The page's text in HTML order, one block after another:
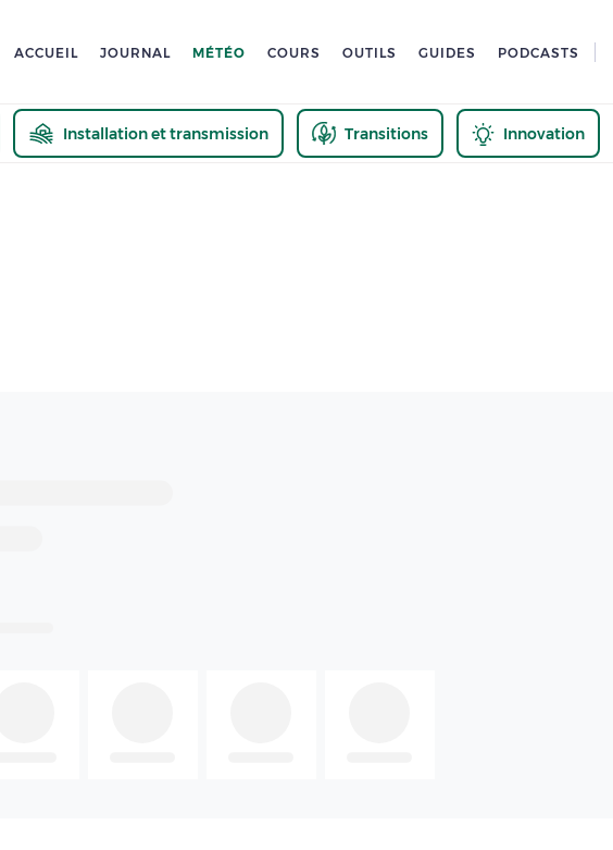
ACCUEIL JOURNAL MÉTÉO COURS OUTILS GUIDES PODCASTS
Installation et transmission Transitions Innovation